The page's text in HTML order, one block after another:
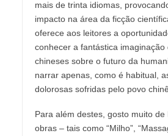
mais de trinta idiomas,
impacto na área da ficção
oferece aos leitores a
conhecer a fantástica imaginação
chineses sobre o futuro da
narrar apenas, como é habitual,
dolorosas sofridas pelo povo
Para além destes, gosto muito de
obras – tais como “Milho”,